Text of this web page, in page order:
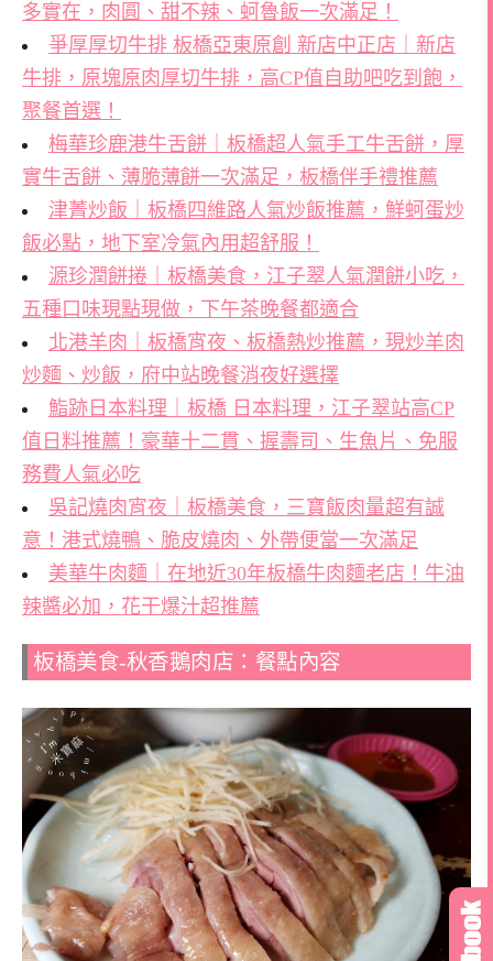
多實在，肉圓、甜不辣、蚵魯飯一次滿足！
爭厚厚切牛排 板橋亞東原創 新店中正店｜新店
牛排，原塊原肉厚切牛排，高CP值自助吧吃到飽，
聚餐首選！
梅華珍鹿港牛舌餅｜板橋超人氣手工牛舌餅，厚
實牛舌餅、薄脆薄餅一次滿足，板橋伴手禮推薦
津菁炒飯｜板橋四維路人氣炒飯推薦，鮮蚵蛋炒
飯必點，地下室冷氣內用超舒服！
源珍潤餅捲｜板橋美食，江子翠人氣潤餅小吃，
五種口味現點現做，下午茶晚餐都適合
北港羊肉｜板橋宵夜、板橋熱炒推薦，現炒羊肉
炒麵、炒飯，府中站晚餐消夜好選擇
鮨跡日本料理｜板橋 日本料理，江子翠站高CP
值日料推薦！豪華十二貫、握壽司、生魚片、免服
務費人氣必吃
吳記燒肉宵夜｜板橋美食，三寶飯肉量超有誠
意！港式燒鴨、脆皮燒肉、外帶便當一次滿足
美華牛肉麵｜在地近30年板橋牛肉麵老店！牛油
辣醬必加，花干爆汁超推薦
板橋美食-秋香鵝肉店：餐點內容